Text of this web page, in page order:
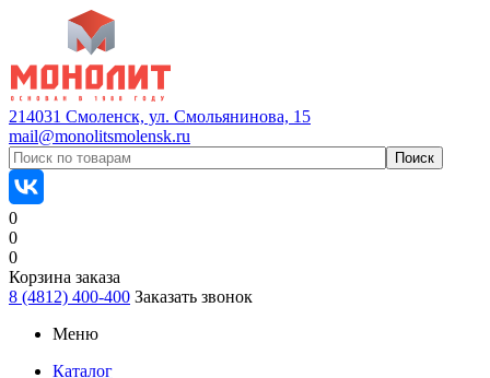
214031 Смоленск, ул. Смольянинова, 15
mail@monolitsmolensk.ru
0
0
0
Корзина заказа
8 (4812) 400-400 Заказать звонок
Меню
Каталог